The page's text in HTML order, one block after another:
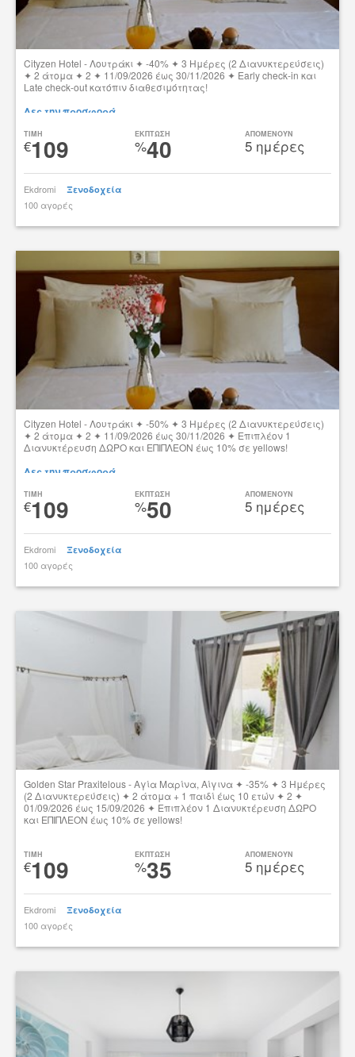
Cityzen Hotel - Λουτράκι ✦ -40% ✦ 3 Ημέρες (2 Διανυκτερεύσεις)
✦ 2 άτομα ✦ 2 ✦ 11/09/2026 έως 30/11/2026 ✦ Early check-in και
Late check-out κατόπιν διαθεσιμότητας!
Δες την προσφορά
TIMH
€109 ΕΚΠΤΩΣΗ
%40 ΑΠΟΜΕΝΟΥΝ
5 ημέρες
Ekdromi Ξενοδοχεία
100 αγορές
tsibato
Cityzen Hotel - Λουτράκι ✦ -50% ✦ 3 Ημέρες (2 Διανυκτερεύσεις)
✦ 2 άτομα ✦ 2 ✦ 11/09/2026 έως 30/11/2026 ✦ Επιπλέον 1
Διανυκτέρευση ΔΩΡΟ και ΕΠΙΠΛΕΟΝ έως 10% σε yellows!
Δες την προσφορά
TIMH
€109 ΕΚΠΤΩΣΗ
%50 ΑΠΟΜΕΝΟΥΝ
5 ημέρες
Ekdromi Ξενοδοχεία
100 αγορές
tsibato
Golden Star Praxitelous - Aγία Μαρίνα, Αίγινα ✦ -35% ✦ 3 Ημέρες
(2 Διανυκτερεύσεις) ✦ 2 άτομα + 1 παιδί έως 10 ετών ✦ 2 ✦
01/09/2026 έως 15/09/2026 ✦ Επιπλέον 1 Διανυκτέρευση ΔΩΡΟ
και ΕΠΙΠΛΕΟΝ έως 10% σε yellows!
TIMH
€109 ΕΚΠΤΩΣΗ
%35 ΑΠΟΜΕΝΟΥΝ
5 ημέρες
Ekdromi Ξενοδοχεία
100 αγορές
tsibato